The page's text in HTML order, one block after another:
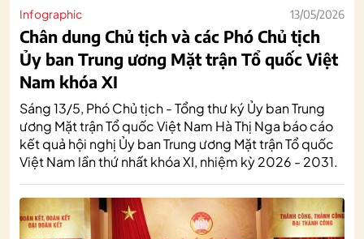
Infographic 13/05/2026
Chân dung Chủ tịch và các Phó Chủ tịch
Ủy ban Trung ương Mặt trận Tổ quốc Việt
Nam khóa XI
Sáng 13/5, Phó Chủ tịch - Tổng thư ký Ủy ban Trung
ương Mặt trận Tổ quốc Việt Nam Hà Thị Nga báo cáo
kết quả hội nghị Ủy ban Trung ương Mặt trận Tổ quốc
Việt Nam lần thứ nhất khóa XI, nhiệm kỳ 2026 - 2031.